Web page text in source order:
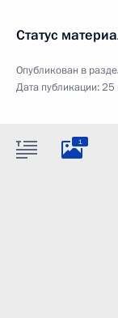
Статус
Опубликован в
Дата публикации:25
1